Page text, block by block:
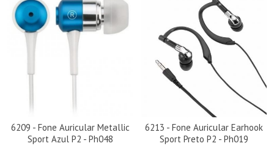
6209 - Fone Auricular Metallic
Sport Azul P2 - Ph048
6213 - Fone Auricular Earhook
Sport Preto P2 - Ph019